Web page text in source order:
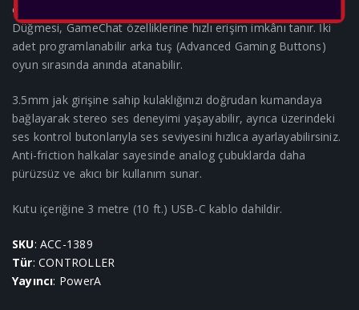
ömürlü ve hassas yön kontrolü sağlar. Kumandaya entegre C
Düğmesi, GameChat özelliklerine hızlı erişim imkânı tanır. İki
adet programlanabilir arka tuş (Advanced Gaming Buttons)
oyun sırasında anında atanabilir.
3.5mm jak girişine sahip kulaklığınızı doğrudan kumandaya
bağlayarak stereo ses deneyimi yaşayabilir, ayrıca üzerindeki
ses kontrol butonlarıyla ses seviyesini hızlıca ayarlayabilirsiniz.
Anti-friction halkalar sayesinde analog çubuklarda daha
pürüzsüz ve akıcı bir kullanım sunar.
Kutu içeriğine 3 metre (10 ft.) USB-C kablo dahildir.
SKU: ACC-1389
Tür: CONTROLLER
Yayıncı: PowerA